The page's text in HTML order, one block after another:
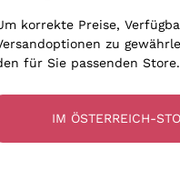
Ca' dei Frati
korrekte Preise,
zu
für Sie passenden Store.
IM ÖSTERREICH-